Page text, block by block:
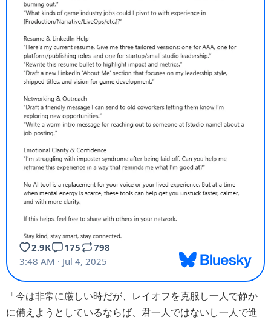
「今は非常に厳しい時だが、レイオフを克服し一人で静か
に備えようとしているならば、君一人ではないし一人で進